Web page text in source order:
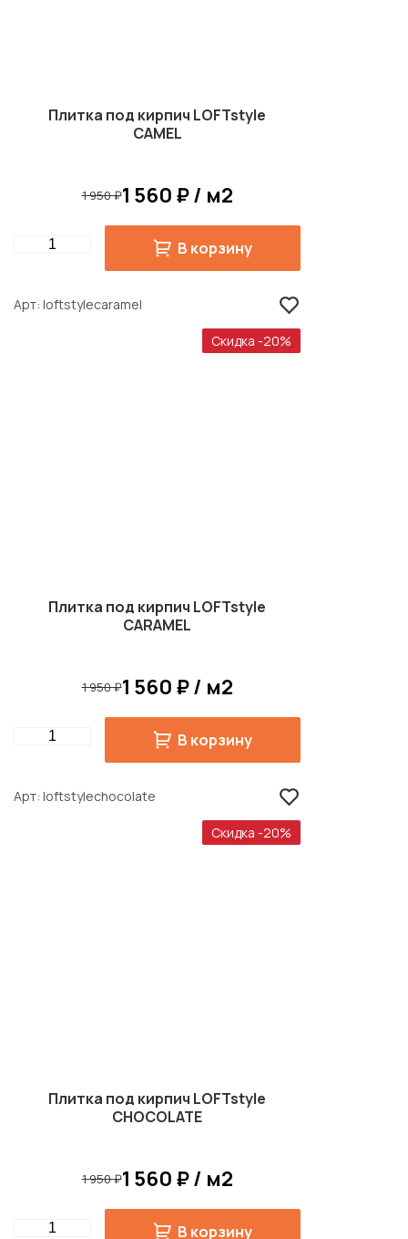
Плитка под кирпич LOFTstyle
CAMEL
1 950 ₽1 560 ₽ / м2
Quantity В корзину
Арт loftstylecaramel
Скидка -20%
Плитка под кирпич LOFTstyle
CARAMEL
1 950 ₽1 560 ₽ / м2
Quantity В корзину
Арт loftstylechocolate
Скидка -20%
Плитка под кирпич LOFTstyle
CHOCOLATE
1 950 ₽1 560 ₽ / м2
Quantity В корзину